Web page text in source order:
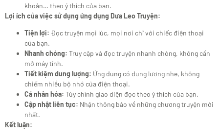
khoản… theo ý thích của bạn.
Lợi ích của việc sử dụng ứng dụng Dưa Leo Truyện:
Tiện lợi: Đọc truyện mọi lúc, mọi nơi chỉ với chiếc điện thoại
của bạn.
Nhanh chóng: Truy cập và đọc truyện nhanh chóng, không cần
mở máy tính.
Tiết kiệm dung lượng: Ứng dụng có dung lượng nhẹ, không
chiếm nhiều bộ nhớ của điện thoại.
Cá nhân hóa: Tùy chỉnh giao diện đọc theo ý thích của bạn.
Cập nhật liên tục: Nhận thông báo về những chương truyện mới
nhất.
Kết luận: